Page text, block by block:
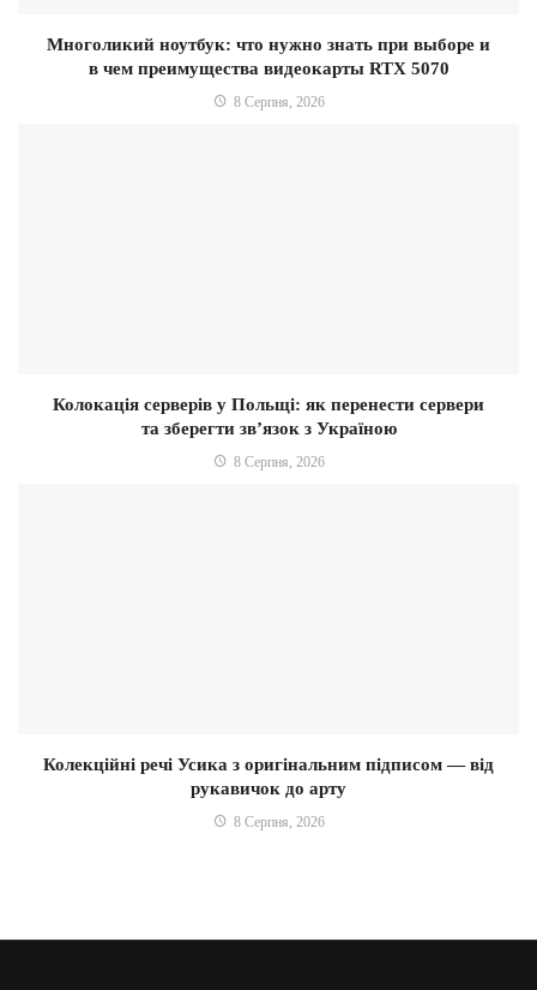
Многоликий ноутбук: что нужно знать при выборе и
в чем преимущества видеокарты RTX 5070
8 Серпня, 2026
Колокація серверів у Польщі: як перенести сервери
та зберегти зв’язок з Україною
8 Серпня, 2026
Колекційні речі Усика з оригінальним підписом — від
рукавичок до арту
8 Серпня, 2026